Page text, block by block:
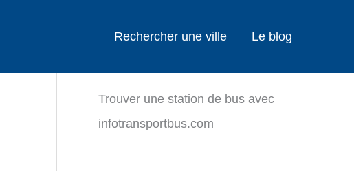
Rechercher une ville Le blog
Trouver une station de bus avec
infotransportbus.com